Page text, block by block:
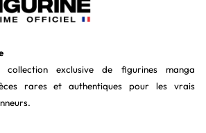
collection exclusive de figurines manga
rares et authentiques pour les vrais